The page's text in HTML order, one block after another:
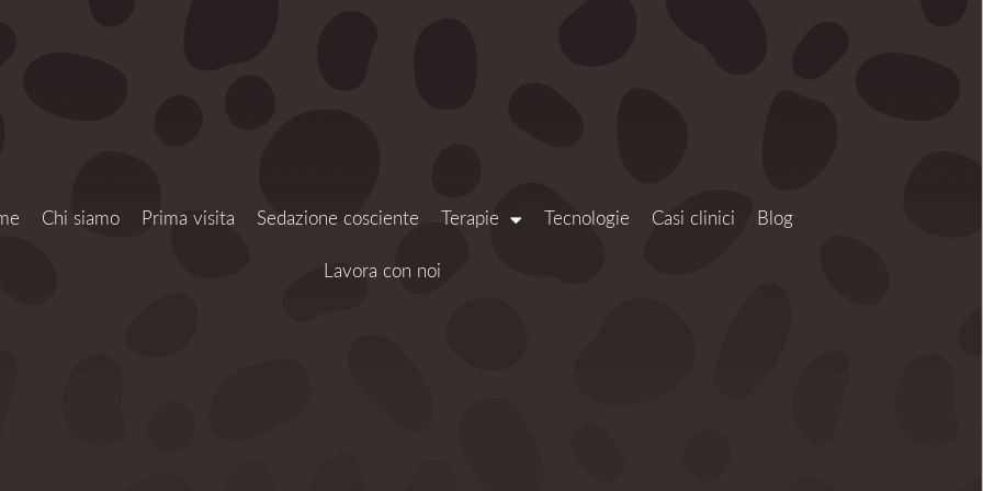
Chi siamo Prima visita Sedazione cosciente Terapie Tecnologie Casi clinici Blog
Lavora con noi